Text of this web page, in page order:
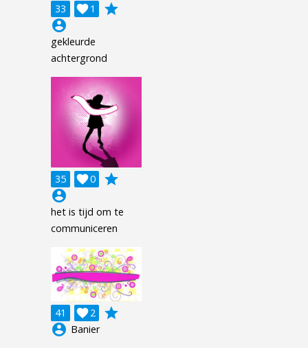
33 1

grade
account_circle
gekleurde
achtergrond
35 0

grade
account_circle
het is tijd om te
communiceren
41 2

grade
account_circle Banier